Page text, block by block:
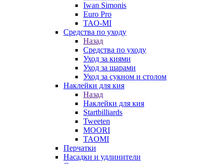
Iwan Simonis
Euro Pro
TAO-MI
Средства по уходу
Назад
Средства по уходу
Уход за киями
Уход за шарами
Уход за сукном и столом
Наклейки для кия
Назад
Наклейки для кия
Startbilliards
Tweeten
MOORI
TAOMI
Перчатки
Насадки и удлинители